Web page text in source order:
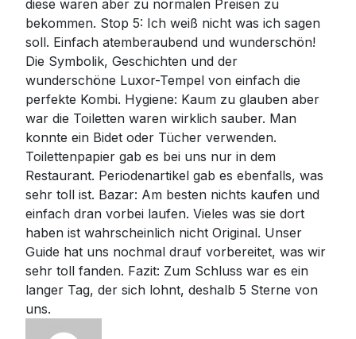
diese waren aber zu normalen Preisen zu
bekommen. Stop 5: Ich weiß nicht was ich sagen
soll. Einfach atemberaubend und wunderschön!
Die Symbolik, Geschichten und der
wunderschöne Luxor-Tempel von einfach die
perfekte Kombi. Hygiene: Kaum zu glauben aber
war die Toiletten waren wirklich sauber. Man
konnte ein Bidet oder Tücher verwenden.
Toilettenpapier gab es bei uns nur in dem
Restaurant. Periodenartikel gab es ebenfalls, was
sehr toll ist. Bazar: Am besten nichts kaufen und
einfach dran vorbei laufen. Vieles was sie dort
haben ist wahrscheinlich nicht Original. Unser
Guide hat uns nochmal drauf vorbereitet, was wir
sehr toll fanden. Fazit: Zum Schluss war es ein
langer Tag, der sich lohnt, deshalb 5 Sterne von
uns.